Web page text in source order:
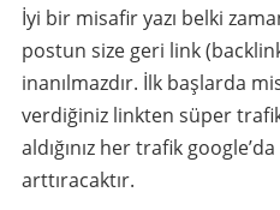
İyi bir misafir yazı belki
postun size geri link
inanılmazdır. İlk başlarda
verdiğiniz linkten süper
aldığınız her trafik google’da
arttıracaktır.